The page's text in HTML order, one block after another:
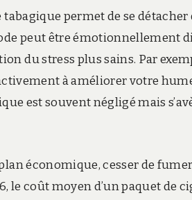
permet de se
peut être émotionnellement
du stress plus sains. Par
à améliorer votre
est souvent négligé mais
économique, cesser de
le coût moyen d’un paquet de